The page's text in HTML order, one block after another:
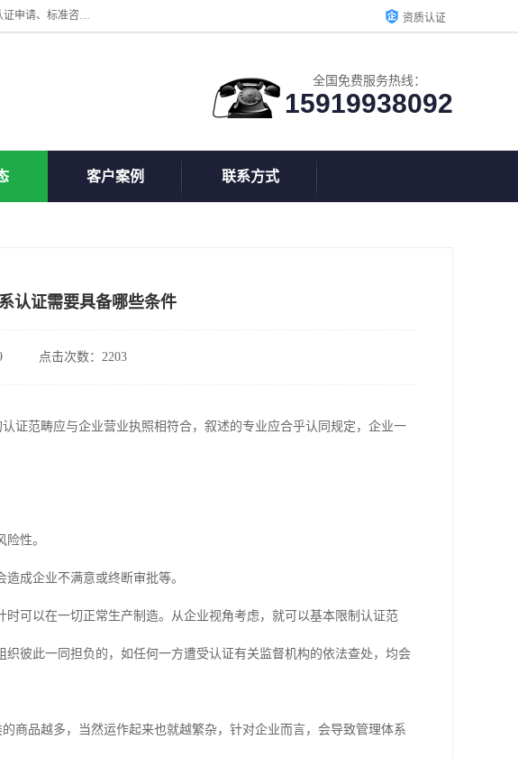
深圳万检通科技有限公司专业从事iso9001体系认证、质检报告办理流程、CE认证机构等多项综合检测与认证服务。为广大厂商提供认证申请、标准咨询、测试、技术支持、对策、获得认证等“一站式”服务。 资质认证
全国免费服务热线：
15919938092
客户案例 联系方式
认证需要具备哪些条件
点击次数：2203
证范畴应与企业营业执照相符合，叙述的专业应合乎认同规定，企业一
性。
成企业不满意或终断审批等。
可以在一切正常生产制造。从企业视角考虑，就可以基本限制认证范
彼此一同担负的，如任何一方遭受认证有关监督机构的依法查处，均会
商品越多，当然运作起来也就越繁杂，针对企业而言，会导致管理体系